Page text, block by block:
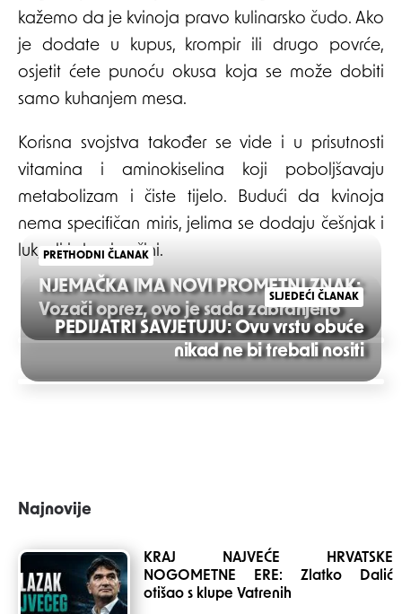
kažemo da je kvinoja pravo kulinarsko čudo. Ako
je dodate u kupus, krompir ili drugo povrće,
osjetit ćete punoću okusa koja se može dobiti
samo kuhanjem mesa.
Korisna svojstva također se vide i u prisutnosti
vitamina i aminokiselina koji poboljšavaju
metabolizam i čiste tijelo. Budući da kvinoja
nema specifičan miris, jelima se dodaju češnjak i
luk, ali i drugi začini.
Post
navigation
PRETHODNI ČLANAK
NJEMAČKA IMA NOVI PROMETNI ZNAK:
Vozači oprez, ovo je sada zabranjeno
SLJEDEĆI ČLANAK
PEDIJATRI SAVJETUJU: Ovu vrstu obuće
nikad ne bi trebali nositi
Najnovije
KRAJ NAJVEĆE HRVATSKE
NOGOMETNE ERE: Zlatko Dalić
otišao s klupe Vatrenih